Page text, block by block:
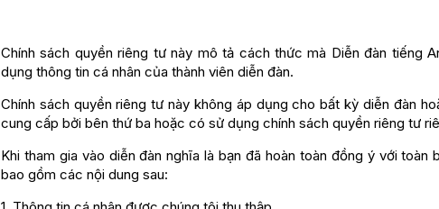
Chính sách quyền riêng tư này mô tả cách thức mà Diễn đàn tiếng
dụng thông tin cá nhân của thành viên diễn đàn.
Chính sách quyền riêng tư này không áp dụng cho bất kỳ diễn đàn
cung cấp bởi bên thứ ba hoặc có sử dụng chính sách quyền riêng tư
Khi tham gia vào diễn đàn nghĩa là bạn đã hoàn toàn đồng ý với toàn
bao gồm các nội dung sau: